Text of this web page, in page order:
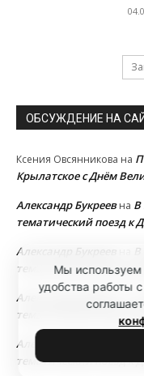
ОБСУЖДЕНИЕ НА
Ксения Овсянникова на
Крылатское с Днём
Александр Букреевна В
тематический поезд к
Александр Букреев
тематический поезд к
Александр Букреев
тематический поезд к
Александр Букреев
тематический поезд к
Мы
удобства работы